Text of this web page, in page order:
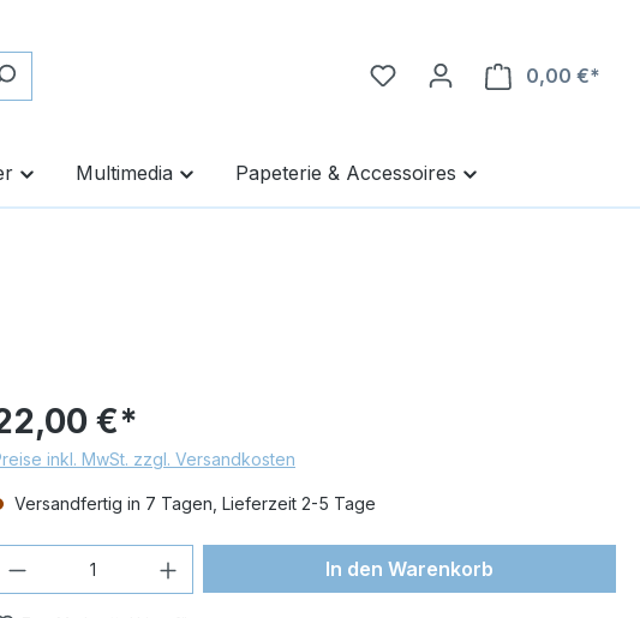
0,00 €*
Multimedia Papeterie & Accessoires
€*
inkl. MwSt. zzgl. Versandkosten
Versandfertig in 7 Tagen, Lieferzeit 2-5 Tage
Produkt Anzahl: Gib den gewünschten Wert
In den Warenkorb